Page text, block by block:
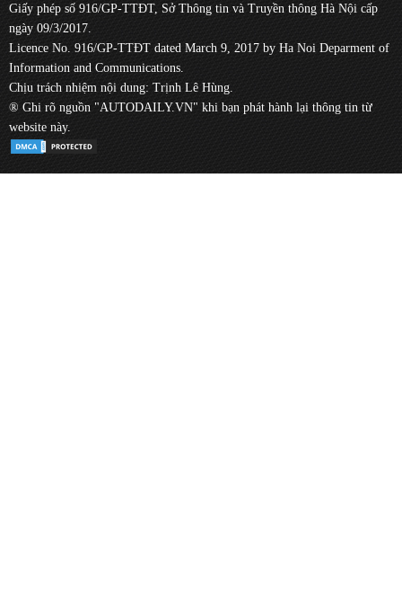
Giấy phép số 916/GP-TTĐT, Sở Thông tin và Truyền thông Hà Nội cấp
ngày 09/3/2017.
Licence No. 916/GP-TTĐT dated March 9, 2017 by Ha Noi Deparment of
Information and Communications.
Chịu trách nhiệm nội dung: Trịnh Lê Hùng.
® Ghi rõ nguồn "AUTODAILY.VN" khi bạn phát hành lại thông tin từ
website này.